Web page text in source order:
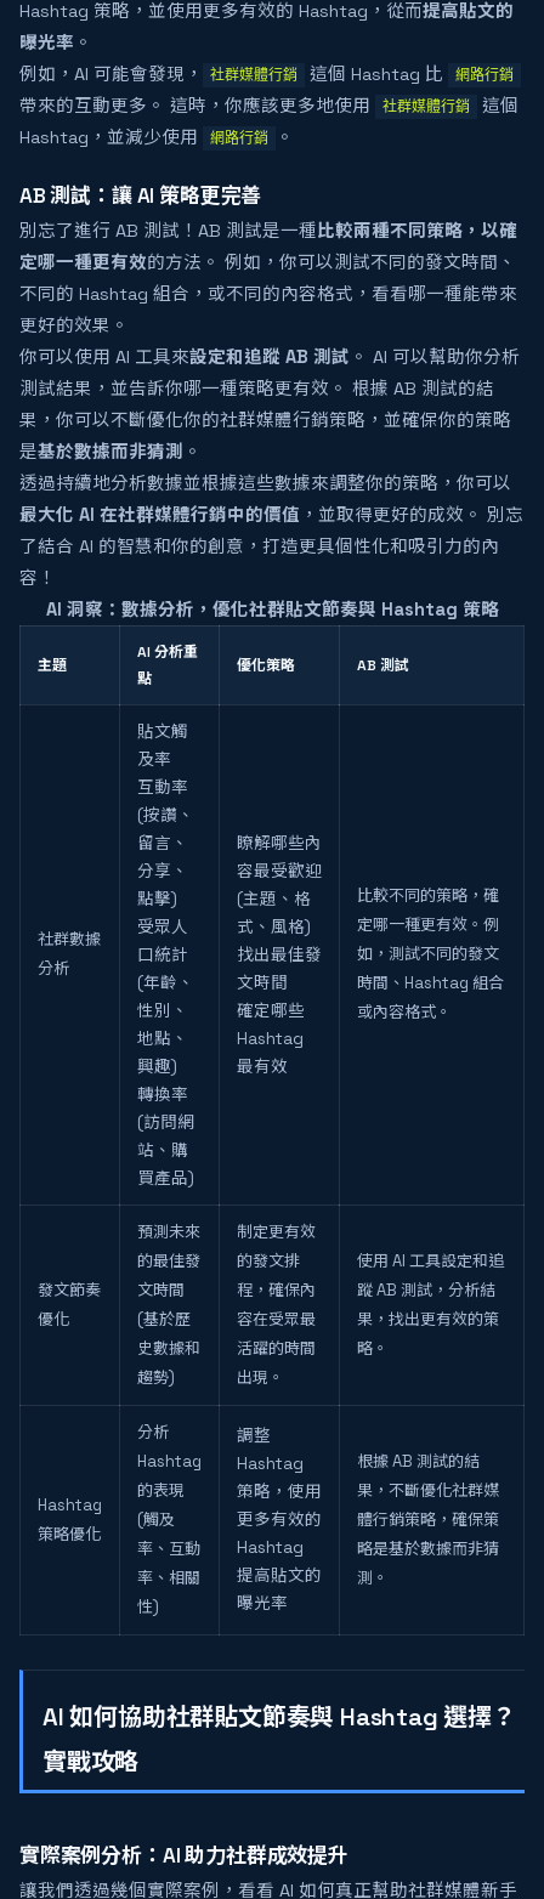
Hashtag 策略，並使用更多有效的 Hashtag，從而提高貼文的
曝光率 。
例如，AI 可能會發現，
社群媒體行銷 這個 Hashtag 比 網路行銷
帶來的互動更多。 這時，你應該更多地使用 社群媒體行銷
這個
Hashtag，並減少使用
網路行銷 。
AB 測試：讓 AI 策略更完善
別忘了進行 AB 測試！AB 測試是一種比較兩種不同策略，以確
定哪一種更有效的方法。 例如，你可以測試不同的發文時間、
不同的 Hashtag 組合，或不同的內容格式，看看哪一種能帶來
更好的效果。
你可以使用 AI 工具來設定和追蹤 AB 測試 。 AI 可以幫助你分析
測試結果，並告訴你哪一種策略更有效。 根據 AB 測試的結
果，你可以不斷優化你的社群媒體行銷策略，並確保你的策略
是基於數據而非猜測 。
透過持續地分析數據並根據這些數據來調整你的策略，你可以
最大化 AI 在社群媒體行銷中的價值 ，並取得更好的成效。 別忘
了結合 AI 的智慧和你的創意，打造更具個性化和吸引力的內
容！
AI 洞察：數據分析，優化社群貼文節奏與 Hashtag 策略
主題
AI 分析重
點
優化策略 AB 測試
社群數據
分析
貼文觸
及率
互動率
(按讚、
留言、
分享、
點擊)
受眾人
口統計
(年齡、
性別、
地點、
興趣)
轉換率
(訪問網
站、購
買產品)
瞭解哪些內
容最受歡迎
(主題、格
式、風格)
找出最佳發
文時間
確定哪些
Hashtag
最有效
比較不同的策略，確
定哪一種更有效。例
如，測試不同的發文
時間、Hashtag 組合
或內容格式。
發文節奏
優化
預測未來
的最佳發
文時間
(基於歷
史數據和
趨勢)
制定更有效
的發文排
程，確保內
容在受眾最
活躍的時間
出現。
使用 AI 工具設定和追
蹤 AB 測試，分析結
果，找出更有效的策
略。
Hashtag
策略優化
分析
Hashtag
的表現
(觸及
率、互動
率、相關
性)
調整
Hashtag
策略，使用
更多有效的
Hashtag
提高貼文的
曝光率
根據 AB 測試的結
果，不斷優化社群媒
體行銷策略，確保策
略是基於數據而非猜
測。
AI 如何協助社群貼文節奏與 Hashtag 選擇？
實戰攻略
實際案例分析：AI 助力社群成效提升
讓我們透過幾個實際案例，看看 AI 如何真正幫助社群媒體新手